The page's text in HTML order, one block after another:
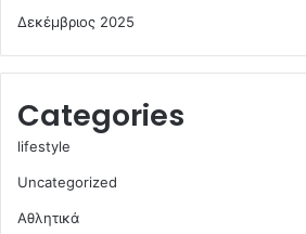
Δεκέμβριος 2025
Categories
lifestyle
Uncategorized
Αθλητικά